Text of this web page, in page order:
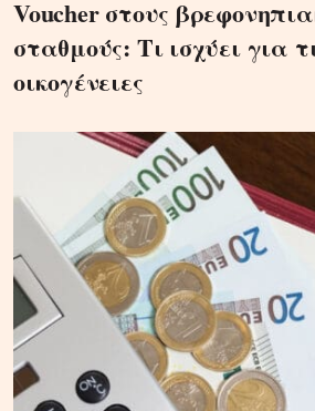
Voucher στους
σταθμούς: Τι ισχύει για
οικογένειες